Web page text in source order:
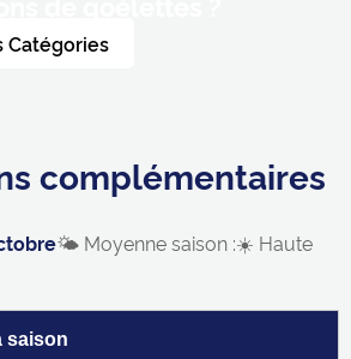
Catégories
complémentaires
🌤️ Moyenne saison :☀️ Haute
saison